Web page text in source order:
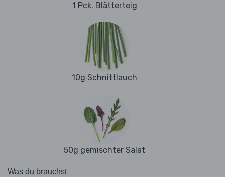
1 Pck. Blätterteig
10g Schnittlauch
50g gemischter Salat
Was du brauchst